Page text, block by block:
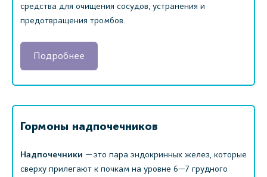
средства для очищения сосудов, устранения и
предотвращения тромбов.
Подробнее
Гормоны надпочечников
Надпочечники — это пара эндокринных желез, которые
сверху прилегают к почкам на уровне 6—7 грудного